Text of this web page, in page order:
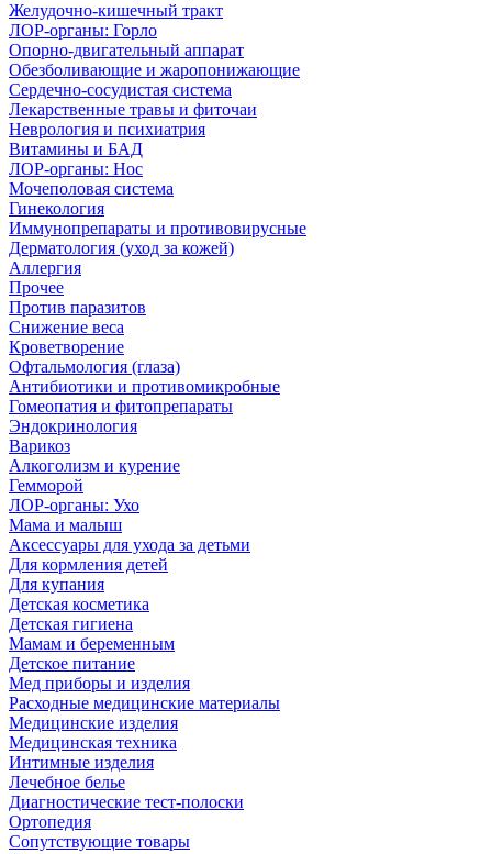
Желудочно-кишечный тракт
ЛОР-органы: Горло
Опорно-двигательный аппарат
Обезболивающие и жаропонижающие
Сердечно-сосудистая система
Лекарственные травы и фиточаи
Неврология и психиатрия
Витамины и БАД
ЛОР-органы: Нос
Мочеполовая система
Гинекология
Иммунопрепараты и противовирусные
Дерматология (уход за кожей)
Аллергия
Прочее
Против паразитов
Снижение веса
Кроветворение
Офтальмология (глаза)
Антибиотики и противомикробные
Гомеопатия и фитопрепараты
Эндокринология
Варикоз
Алкоголизм и курение
Гемморой
ЛОР-органы: Ухо
Мама и малыш
Аксессуары для ухода за детьми
Для кормления детей
Для купания
Детская косметика
Детская гигиена
Мамам и беременным
Детское питание
Мед приборы и изделия
Расходные медицинские материалы
Медицинские изделия
Медицинская техника
Интимные изделия
Лечебное белье
Диагностические тест-полоски
Ортопедия
Сопутствующие товары